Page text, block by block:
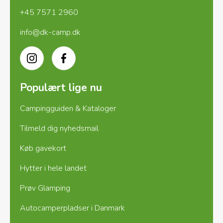
Har du brug for mere plads, er det selvfølgelig
også muligt at vælge en af vore andre større
enheder. Her er prisen højere.
Vi glæder os til at byde jer velkommen på Asaa
Camping & Hytteferie!
Bolette & Jesper
+45 7571 2960
info@dk-camp.dk
InstagramFacebook
Populært lige nu
Campingguiden & Kataloger
Tilmeld dig nyhedsmail
Køb gavekort
Hytter i hele landet
Prøv Glamping
Autocamperpladser i Danmark